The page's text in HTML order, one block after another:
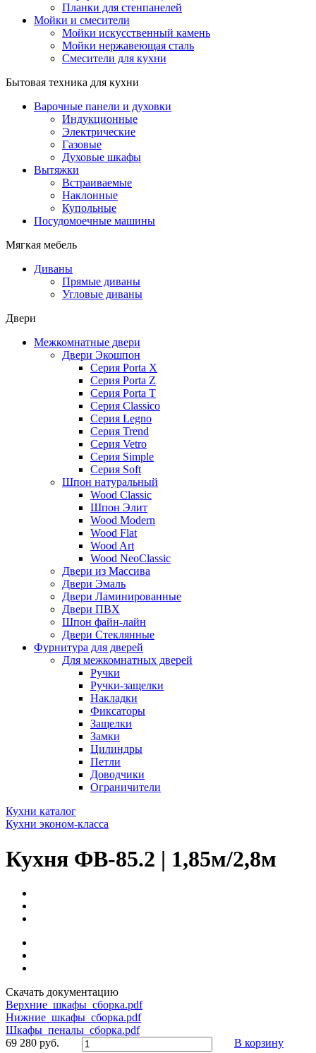
Планки для стенпанелей
Мойки и смесители
Мойки искусственный камень
Мойки нержавеющая сталь
Смесители для кухни
Бытовая техника для кухни
Варочные панели и духовки
Индукционные
Электрические
Газовые
Духовые шкафы
Вытяжки
Встраиваемые
Наклонные
Купольные
Посудомоечные машины
Мягкая мебель
Диваны
Прямые диваны
Угловые диваны
Двери
Межкомнатные двери
Двери Экошпон
Серия Porta X
Серия Porta Z
Серия Porta T
Серия Classico
Серия Legno
Серия Trend
Серия Vetro
Серия Simple
Серия Soft
Шпон натуральный
Wood Classic
Шпон Элит
Wood Modern
Wood Flat
Wood Art
Wood NeoClassic
Двери из Массива
Двери Эмаль
Двери Ламинированные
Двери ПВХ
Шпон файн-лайн
Двери Стеклянные
Фурнитура для дверей
Для межкомнатных дверей
Ручки
Ручки-защелки
Накладки
Фиксаторы
Защелки
Замки
Цилиндры
Петли
Доводчики
Ограничители
Кухни каталог
Кухни эконом-класса
Кухня ФВ-85.2 | 1,85м/2,8м
Скачать документацию
Верхние_шкафы_сборка.pdf
Нижние_шкафы_сборка.pdf
Шкафы_пеналы_сборка.pdf
69 280 руб.
В корзину